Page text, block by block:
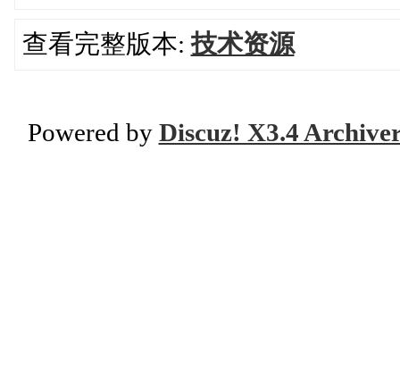
查看完整版本:技术资源
Powered by Discuz! X3.4